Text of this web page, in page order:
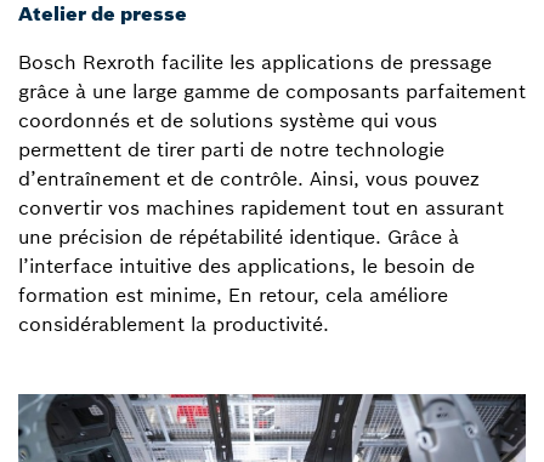
Atelier de presse
Bosch Rexroth facilite les applications de pressage
grâce à une large gamme de composants parfaitement
coordonnés et de solutions système qui vous
permettent de tirer parti de notre technologie
d’entraînement et de contrôle. Ainsi, vous pouvez
convertir vos machines rapidement tout en assurant
une précision de répétabilité identique. Grâce à
l’interface intuitive des applications, le besoin de
formation est minime, En retour, cela améliore
considérablement la productivité.